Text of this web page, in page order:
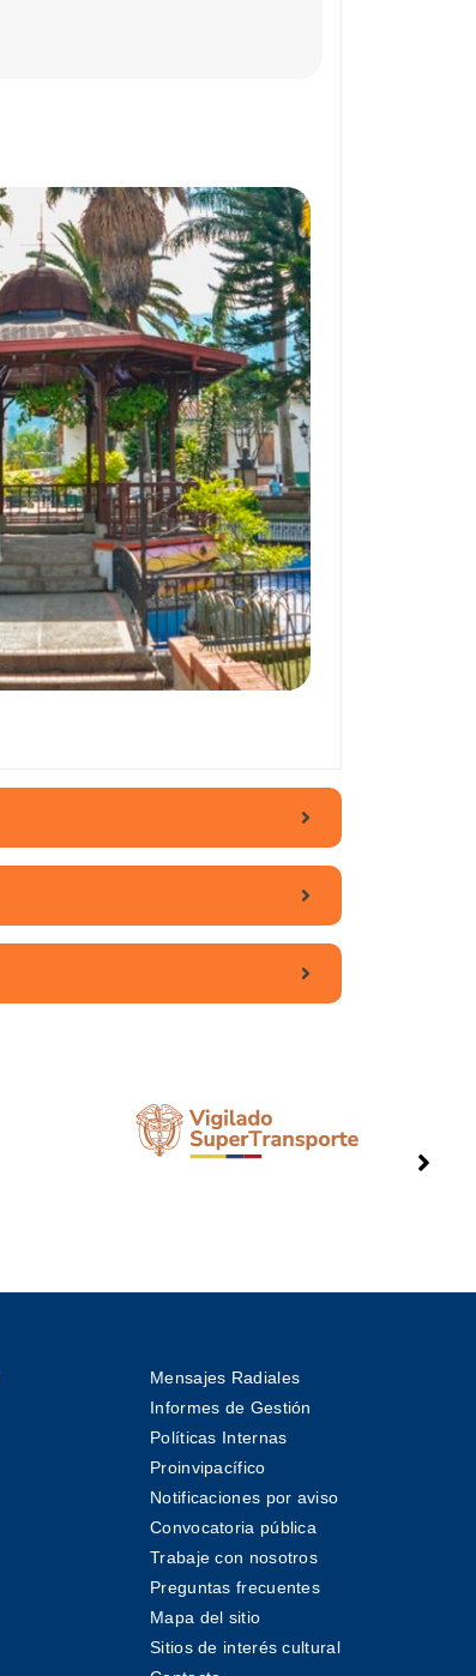
Mensajes Radiales
Informes de Gestión
Políticas Internas
Proinvipacífico
Notificaciones por aviso
Convocatoria pública
Trabaje con nosotros
Preguntas frecuentes
Mapa del sitio
Sitios de interés cultural